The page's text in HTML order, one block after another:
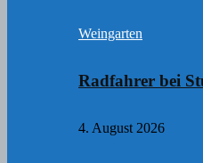
Weingarten
Radfahrer bei
4. August 2026